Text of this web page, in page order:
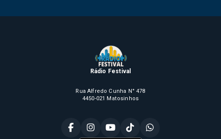
Rádio Festival
Rua Alfredo Cunha N° 478
4450-021 Matosinhos